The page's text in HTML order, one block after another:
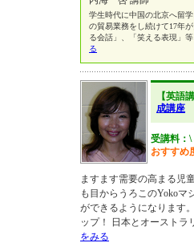
学生時代に中国の北京へ留
の貿易業務をし続けて17年
る会話」、「笑える表現」
る
【英語
成講座
受講料：\
おすすめ
ますます需要の高まる児
も目からうろこのYokoマ
ができるようになります
ップ！ 日本とオーストラ
をみる